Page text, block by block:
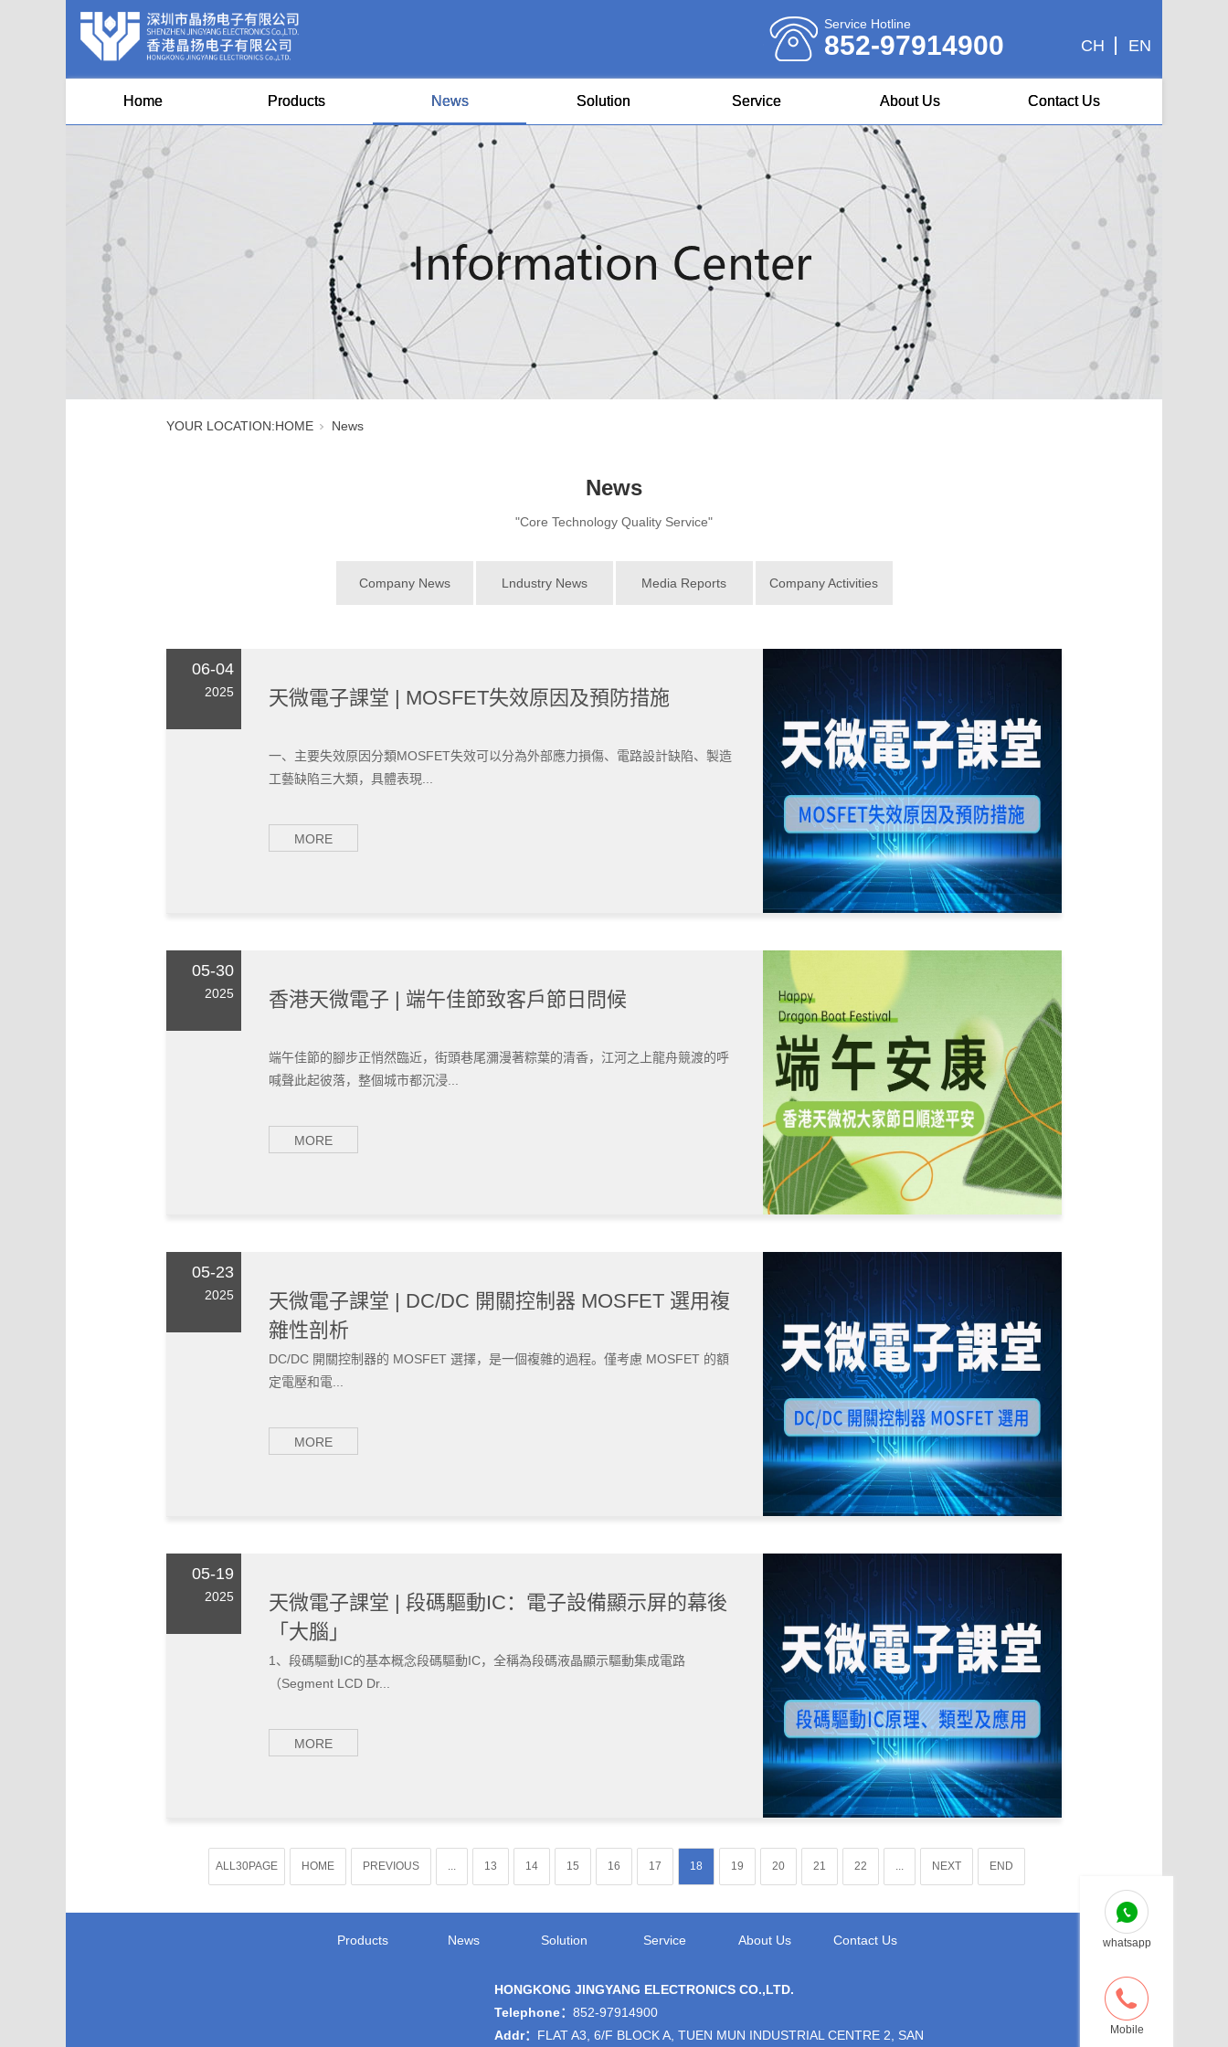
Service Hotline
852-97914900 CH EN
Home Products News Solution Service About Us Contact Us
YOUR LOCATION:HOME News
News
"Core Technology Quality Service"
Company News Lndustry News Media Reports Company Activities
06-04
2025 天微電子課堂 | MOSFET失效原因及預防措施
一、主要失效原因分類MOSFET失效可以分為外部應力損傷、電路設計缺陷、製造
工藝缺陷三大類，具體表現...
MORE
05-30
2025 香港天微電子 | 端午佳節致客戶節日問候
端午佳節的腳步正悄然臨近，街頭巷尾瀰漫著粽葉的清香，江河之上龍舟競渡的呼
喊聲此起彼落，整個城市都沉浸...
MORE
05-23
2025
天微電子課堂 | DC/DC 開關控制器 MOSFET 選用複
雜性剖析
DC/DC 開關控制器的 MOSFET 選擇，是一個複雜的過程。僅考慮 MOSFET 的額
定電壓和電...
MORE
05-19
2025
天微電子課堂 | 段碼驅動IC：電子設備顯示屏的幕後
「大腦」
1、段碼驅動IC的基本概念段碼驅動IC，全稱為段碼液晶顯示驅動集成電路
（Segment LCD Dr...
MORE
ALL30PAGE HOME PREVIOUS ... 13 14 15 16 17 18 19 20 21 22 ... NEXT END
Products News Solution Service About Us Contact Us
HONGKONG JINGYANG ELECTRONICS CO.,LTD.
Telephone： 852-97914900
Addr： FLAT A3, 6/F BLOCK A, TUEN MUN INDUSTRIAL CENTRE 2, SAN
whatsapp
Mobile